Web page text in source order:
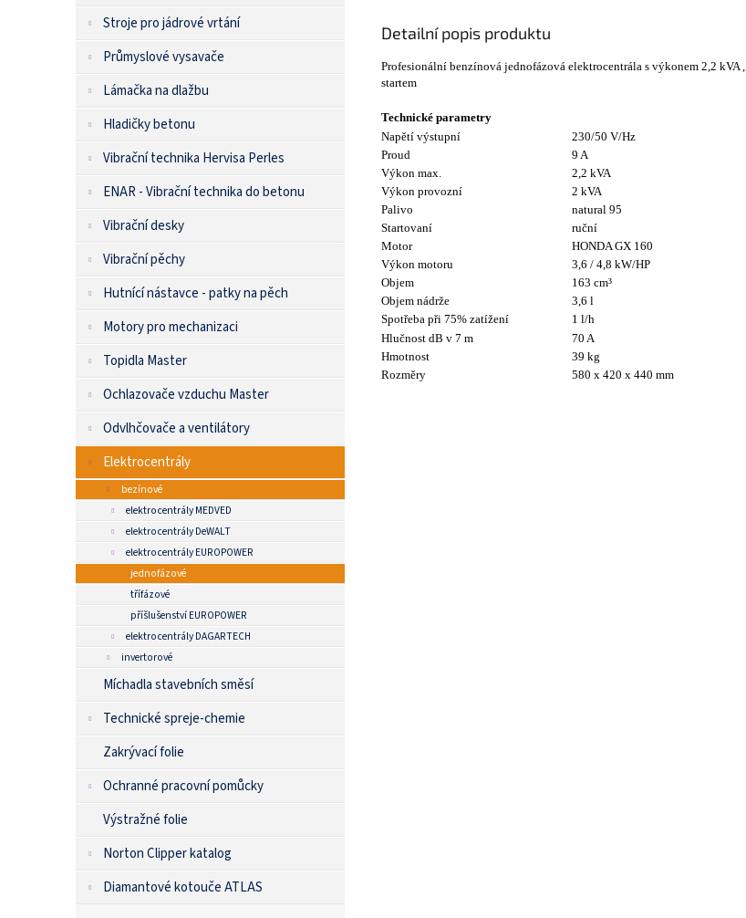
Stroje pro jádrové vrtání
Průmyslové vysavače
Lámačka na dlažbu
Hladičky betonu
Vibrační technika Hervisa Perles
ENAR - Vibrační technika do betonu
Vibrační desky
Vibrační pěchy
Hutnící nástavce - patky na pěch
Motory pro mechanizaci
Topidla Master
Ochlazovače vzduchu Master
Odvlhčovače a ventilátory
Elektrocentrály
bezínové
elektrocentrály MEDVED
elektrocentrály DeWALT
elektrocentrály EUROPOWER
jednofázové
třífázové
příšlušenství EUROPOWER
elektrocentrály DAGARTECH
invertorové
Míchadla stavebních směsí
Technické spreje-chemie
Zakrývací folie
Ochranné pracovní pomůcky
Výstražné folie
Norton Clipper katalog
Diamantové kotouče ATLAS
Detailní popis produktu
Profesionální benzínová jednofázová elektrocentrála s výkonem 2,2 kVA ,
startem
Technické parametry
Napětí výstupní
230/50 V/Hz
Proud
9 A
Výkon max.
2,2 kVA
Výkon provozní
2 kVA
Palivo
natural 95
Startovaní
ruční
Motor
HONDA GX 160
Výkon motoru
3,6 / 4,8 kW/HP
Objem
163 cm³
Objem nádrže
3,6 l
Spotřeba při 75% zatížení
1 l/h
Hlučnost dB v 7 m
70 A
Hmotnost
39 kg
Rozměry
580 x 420 x 440 mm